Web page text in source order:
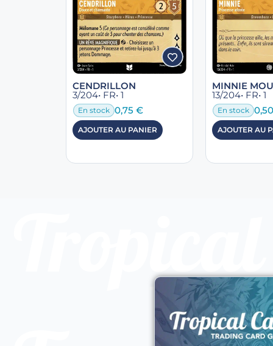
CENDRILLON
3/204• FR• 1
En stock 0,75 €
AJOUTER AU PANIER
MINNIE
13/204• FR• 1
En stock
AJOUTER AU